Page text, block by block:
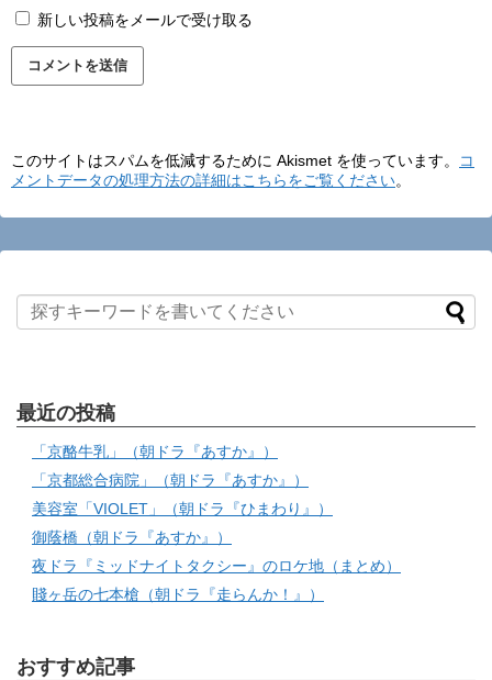
新しい投稿をメールで受け取る
このサイトはスパムを低減するために Akismet を使っています。
コ
メントデータの処理方法の詳細はこちらをご覧ください。
最近の投稿
「京酪牛乳」（朝ドラ『あすか』）
「京都総合病院」（朝ドラ『あすか』）
美容室「VIOLET」（朝ドラ『ひまわり』）
御蔭橋（朝ドラ『あすか』）
夜ドラ『ミッドナイトタクシー』のロケ地（まとめ）
賤ヶ岳の七本槍（朝ドラ『走らんか！』）
おすすめ記事